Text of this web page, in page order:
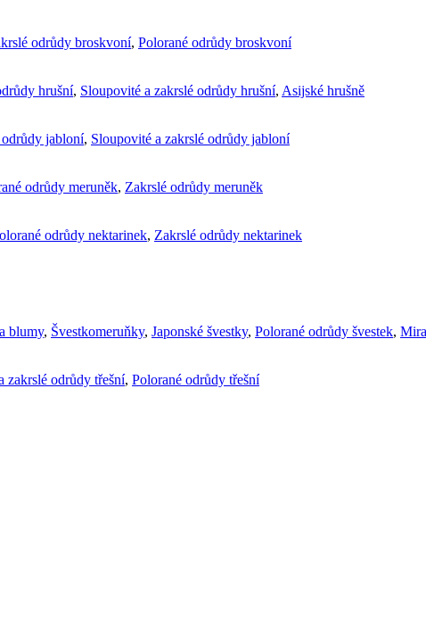
odrůdy broskvoní, Polorané odrůdy broskvoní
hrušní, Sloupovité a zakrslé odrůdy hrušní, Asijské hrušně
jabloní, Sloupovité a zakrslé odrůdy jabloní
odrůdy meruněk, Zakrslé odrůdy meruněk
odrůdy nektarinek, Zakrslé odrůdy nektarinek
blumy, Švestkomeruňky, Japonské švestky, Polorané odrůdy švestek,
zakrslé odrůdy třešní, Polorané odrůdy třešní